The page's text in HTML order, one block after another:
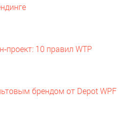
10 правил WTP
брендом от Depot WPF